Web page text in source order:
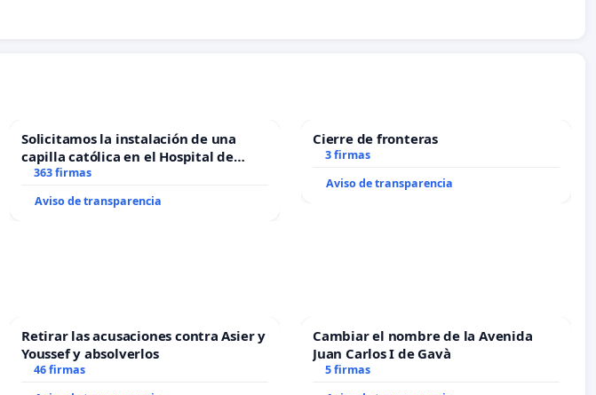
Solicitamos la instalación de una
capilla católica en el Hospital de
Alcañiz
363 firmas
Aviso de transparencia
Cierre de fronteras
3 firmas
Aviso de transparencia
Retirar las acusaciones contra Asier y
Youssef y absolverlos
46 firmas
Cambiar el nombre de la Avenida
Juan Carlos I de Gavà
5 firmas